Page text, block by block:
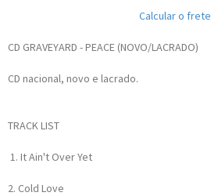
Calcular o frete
CD GRAVEYARD - PEACE (NOVO/LACRADO)
CD nacional, novo e lacrado.
TRACK LIST
1. It Ain't Over Yet
2. Cold Love